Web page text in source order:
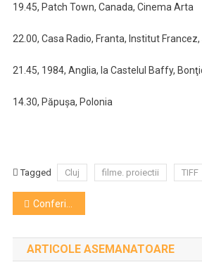
19.45, Patch Town, Canada, Cinema Arta
22.00, Casa Radio, Franta, Institut Francez,
21.45, 1984, Anglia, la Castelul Baffy,
14.30, Păpuşa, Polonia
Tagged Cluj filme. proiectii TIFF
Navigare
în
articole
Conferinta „Salvati Marele Ecran”. Solutii: implicare si fonduri europene
ARTICOLE ASEMANATOARE